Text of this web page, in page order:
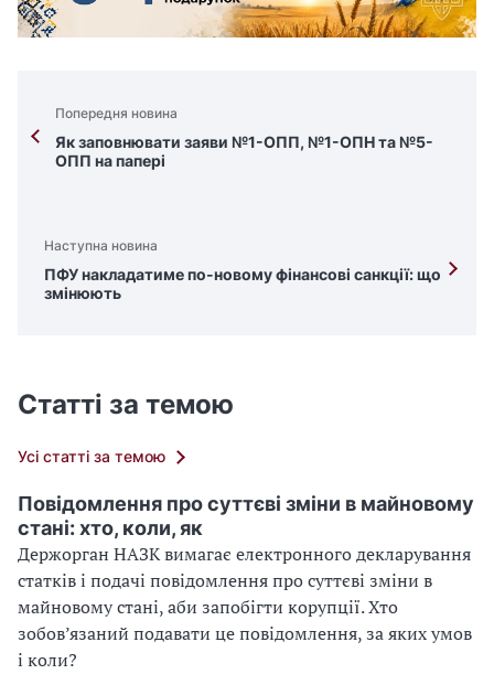
Попередня новина
Як заповнювати заяви №1-ОПП, №1-ОПН та №5-
ОПП на папері
Наступна новина
ПФУ накладатиме по-новому фінансові санкції: що
змінюють
Статті за темою
Усі статті за темою
Повідомлення про суттєві зміни в майновому
стані: хто, коли, як
Держорган НАЗК вимагає електронного декларування
статків і подачі повідомлення про суттєві зміни в
майновому стані, аби запобігти корупції. Хто
зобов’язаний подавати це повідомлення, за яких умов
і коли?